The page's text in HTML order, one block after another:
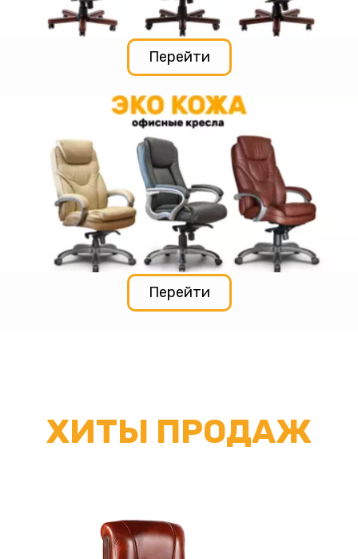
Перейти
Перейти
ХИТЫ ПРОДАЖ